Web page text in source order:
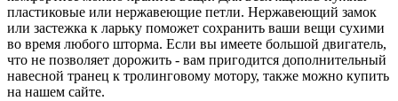
пластиковые или нержавеющие петли. Нержавеющий замок
или застежка к ларьку поможет сохранить ваши вещи сухими
во время любого шторма. Если вы имеете большой двигатель,
что не позволяет дорожить - вам пригодится дополнительный
навесной транец к тролинговому мотору, также можно купить
на нашем сайте.